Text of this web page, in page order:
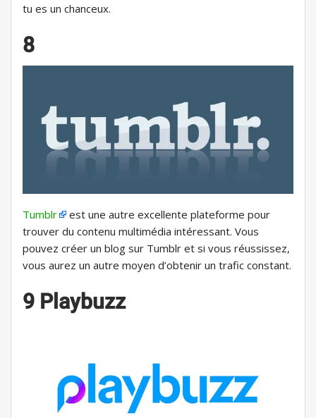
tu es un chanceux.
8
Tumblr
est une autre excellente plateforme pour
trouver du contenu multimédia intéressant. Vous
pouvez créer un blog sur Tumblr et si vous réussissez,
vous aurez un autre moyen d’obtenir un trafic constant.
9 Playbuzz